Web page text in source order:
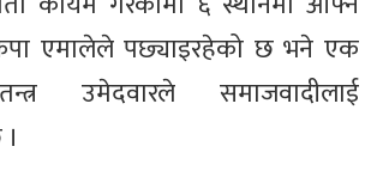
एमालेले पछ्याइरहेको छ भने एक
उमेदवारले समाजवादीलाई